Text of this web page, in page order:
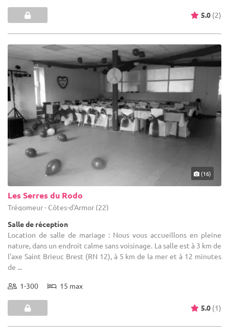
5.0 (2)
(16)
Les Serres du Rodo
Trégomeur - Côtes-d'Armor (22)
Salle de réception
Location de salle de mariage : Nous vous accueillons en pleine
nature, dans un endroit calme sans voisinage. La salle est à 3 km de
l'axe Saint Brieuc Brest (RN 12), à 5 km de la mer et à 12 minutes
de ...
1-300 15 max
5.0 (1)